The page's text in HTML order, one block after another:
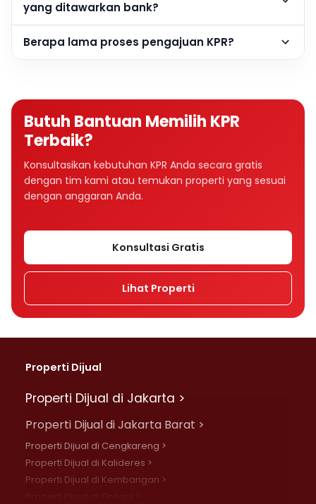
yang ditawarkan bank?
Berapa lama proses pengajuan KPR?
Butuh Bantuan Memilih KPR
Terbaik?
Konsultasikan kebutuhan KPR Anda secara gratis
dengan tim kami atau temukan properti yang sesuai
dengan anggaran Anda.
Konsultasi Gratis
Lihat Properti
Properti Dijual
Properti Dijual di Jakarta >
Properti Dijual di Jakarta Barat >
Properti Dijual di Cengkareng >
Properti Dijual di Kalideres >
Properti Dijual di Kembangan >